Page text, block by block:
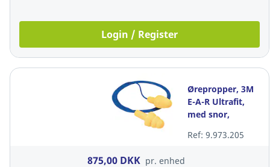
Login / Register
Ørepropper, 3M
E-A-R Ultrafit,
med snor,
a 50 par
Ref: 9.973.205
875,00 DKK pr. enhed